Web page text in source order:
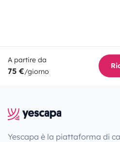
A partire da
75 €/giorno
Yescapa è la piattaforma di